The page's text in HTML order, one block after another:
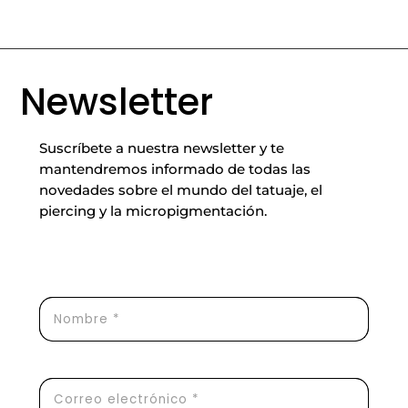
Newsletter
Suscríbete a nuestra newsletter y te
mantendremos informado de todas las
novedades sobre el mundo del tatuaje, el
piercing y la micropigmentación.